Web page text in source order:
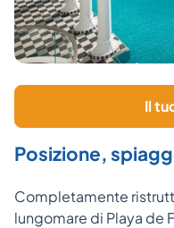
Il
Posizione,
Completamente
lungomare di Playa de